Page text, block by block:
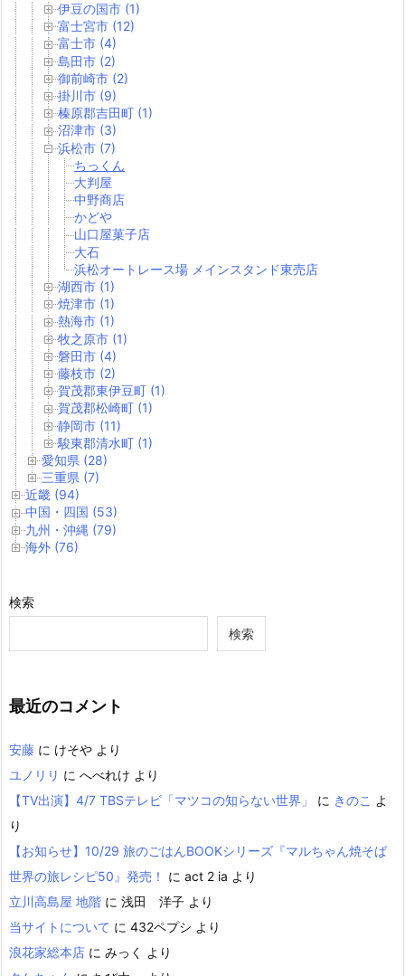
伊豆の国市 (1)
富士宮市 (12)
富士市 (4)
島田市 (2)
御前崎市 (2)
掛川市 (9)
榛原郡吉田町 (1)
沼津市 (3)
浜松市 (7)
ちっくん
大判屋
中野商店
かどや
山口屋菓子店
大石
浜松オートレース場 メインスタンド東売店
湖西市 (1)
焼津市 (1)
熱海市 (1)
牧之原市 (1)
磐田市 (4)
藤枝市 (2)
賀茂郡東伊豆町 (1)
賀茂郡松崎町 (1)
静岡市 (11)
駿東郡清水町 (1)
愛知県 (28)
三重県 (7)
近畿 (94)
中国・四国 (53)
九州・沖縄 (79)
海外 (76)
検索
検索
最近のコメント
安藤 に けそや より
ユノリリ に へべれけ より
【TV出演】4/7 TBSテレビ「マツコの知らない世界」
に きのこ よ
り
【お知らせ】10/29 旅のごはんBOOKシリーズ『マルちゃん焼そば
世界の旅レシピ50』発売！
に act 2 ia より
立川高島屋 地階 に 浅田 洋子 より
当サイトについて に 432ペプシ より
浪花家総本店 に みっく
より